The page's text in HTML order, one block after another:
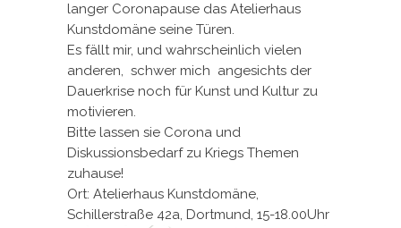
langer Coronapause das Atelierhaus
Kunstdomäne seine Türen.
Es fällt mir, und wahrscheinlich vielen
anderen, schwer mich angesichts der
Dauerkrise noch für Kunst und Kultur zu
motivieren.
Bitte lassen sie Corona und
Diskussionsbedarf zu Kriegs Themen
zuhause!
Ort: Atelierhaus Kunstdomäne,
Schillerstraße 42a, Dortmund, 15-18.00Uhr